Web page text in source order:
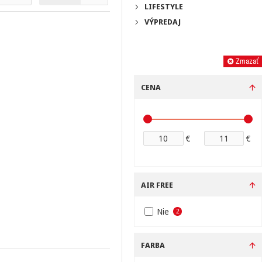
LIFESTYLE
VÝPREDAJ
Zmazať
CENA
€ €
AIR FREE
Nie 2
FARBA